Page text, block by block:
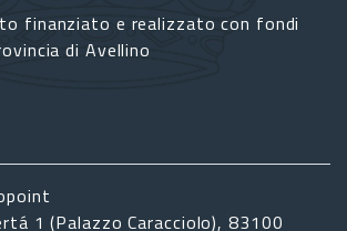
finanziato e realizzato con fondi
di Avellino
1 (Palazzo Caracciolo), 83100